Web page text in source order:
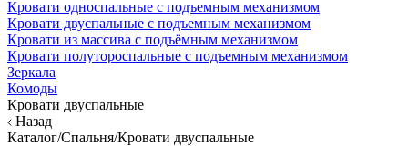
Кровати односпальные с подъемным механизмом
Кровати двуспальные с подъемным механизмом
Кровати из массива с подъёмным механизмом
Кровати полутороспальные с подъемным механизмом
Зеркала
Комоды
Кровати двуспальные
Назад
Каталог/Спальня/Кровати двуспальные